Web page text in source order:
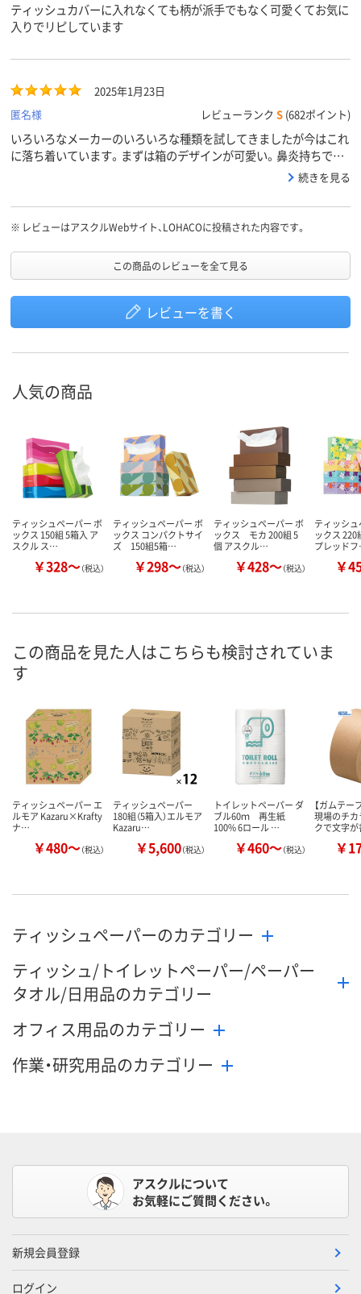
ティッシュカバーに入れなくても柄が派手でもなく可愛くてお気に
入りでリピしています
2025年1月23日
匿名様
レビューランク S (682ポイント)
いろいろなメーカーのいろいろな種類を試してきましたが今はこれ
に落ち着いています。まずは箱のデザインが可愛い。鼻炎持ちです
が鼻をかみまくっても鼻が痛くならない・赤くならない。1箱にたっ
続きを見る
※ レビューはアスクルWebサイト、LOHACOに投稿された内容です。
この商品のレビューを全て見る
レビューを書く
人気の商品
ティッシュペーパー ボ
ックス 150組 5箱入 ア
スクル ス…
￥328～（税込）
ティッシュペーパー ボ
ックス コンパクトサイ
ズ 150組5箱…
￥298～（税込）
ティッシュペーパー ボ
ックス モカ 200組 5
個 アスクル…
￥428～（税込）
ティッシ
ックス 220
プレッド
￥
この商品を見た人はこちらも検討されていま
す
ティッシュペーパー エ
ルモア Kazaru×Krafty
ナ…
￥480～（税込）
ティッシュペーパー
180組（5箱入）エルモア
Kazaru…
￥5,600（税込）
トイレットペーパー ダ
ブル60ｍ 再生紙
100% 6ロール …
￥460～（税込）
【ガムテー
現場のチ
クで文字
￥
ティッシュペーパーのカテゴリー
ティッシュ/トイレットペーパー/ペーパー
タオル/日用品のカテゴリー
オフィス用品のカテゴリー
作業・研究用品のカテゴリー
アスクルについて
お気軽にご質問ください。
新規会員登録
ログイン